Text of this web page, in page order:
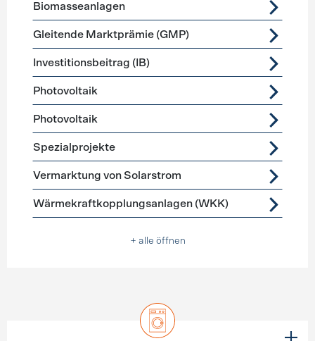
Biomasseanlagen
Gleitende Marktprämie (GMP)
Investitionsbeitrag (IB)
Photovoltaik
Photovoltaik
Spezialprojekte
Vermarktung von Solarstrom
Wärmekraftkopplungsanlagen (WKK)
+ alle öffnen